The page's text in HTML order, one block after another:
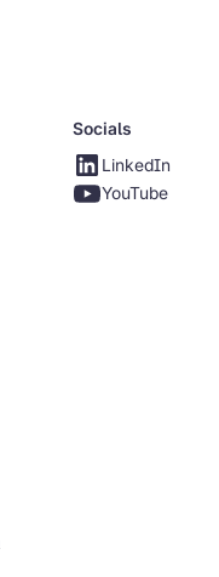
Socials
LinkedIn
YouTube